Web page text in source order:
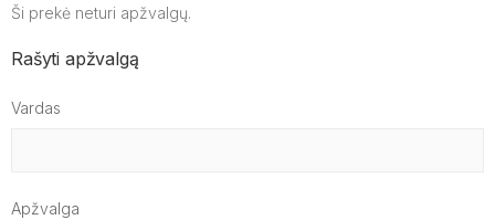
Ši prekė neturi apžvalgų.
Rašyti apžvalgą
Vardas
Apžvalga